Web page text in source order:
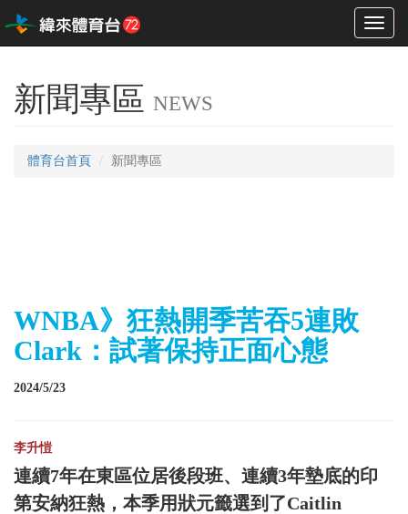
Toggle
新聞專區 NEWS
體育台首頁 新聞專區
WNBA》狂熱開季苦吞5連敗
Clark：試著保持正面心態
2024/5/23
李升愷
連續7年在東區位居後段班、連續3年墊底的印
第安納狂熱，本季用狀元籤選到了Caitlin